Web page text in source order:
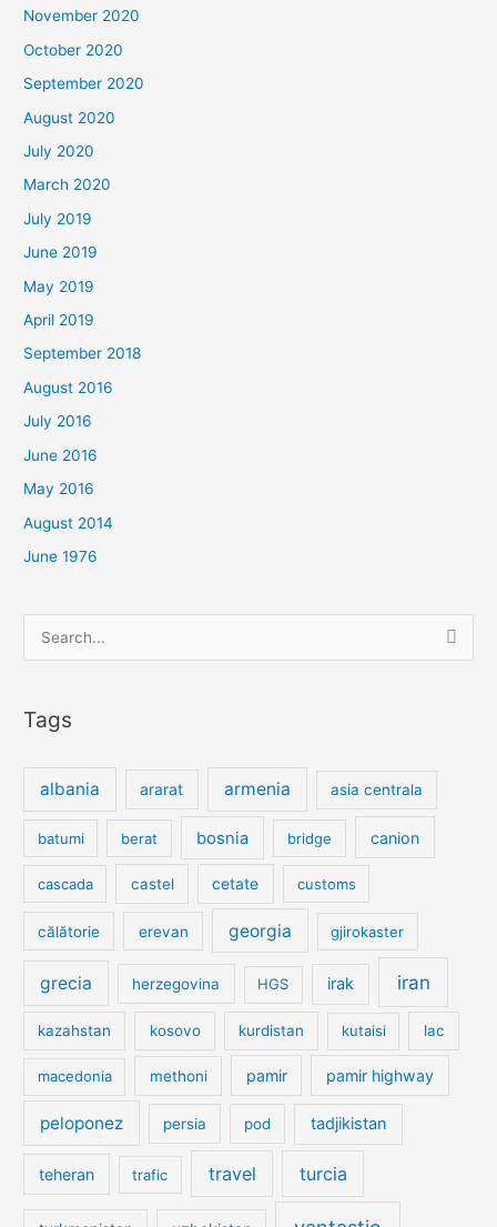
November 2020
October 2020
September 2020
August 2020
July 2020
March 2020
July 2019
June 2019
May 2019
April 2019
September 2018
August 2016
July 2016
June 2016
May 2016
August 2014
June 1976
Search
for:
Tags
albania ararat armenia asia centrala
batumi berat bosnia bridge canion
cascada castel cetate customs
călătorie erevan georgia gjirokaster
grecia herzegovina HGS irak iran
kazahstan kosovo kurdistan kutaisi lac
macedonia methoni pamir pamir highway
peloponez persia pod tadjikistan
teheran trafic travel turcia